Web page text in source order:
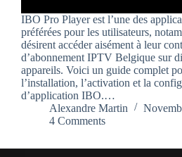
IBO Pro Player est l’une des
préférées pour les utilisateurs,
désirent accéder aisément à leur
d’abonnement IPTV Belgique sur
appareils. Voici un guide complet
l’installation, l’activation et la
d’application IBO.…
Alexandre Martin
4 Comments